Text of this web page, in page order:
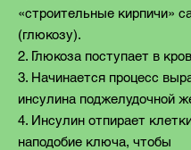
«строительные кирпичи»
(глюкозу).
2. Глюкоза поступает в
3. Начинается процесс
инсулина поджелудочной
4. Инсулин отпирает
наподобие ключа, чтобы